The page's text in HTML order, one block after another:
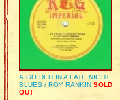
A:GO DEH IN A LATE NIGHT
BLUES / ROY RANKIN SOLD
OUT